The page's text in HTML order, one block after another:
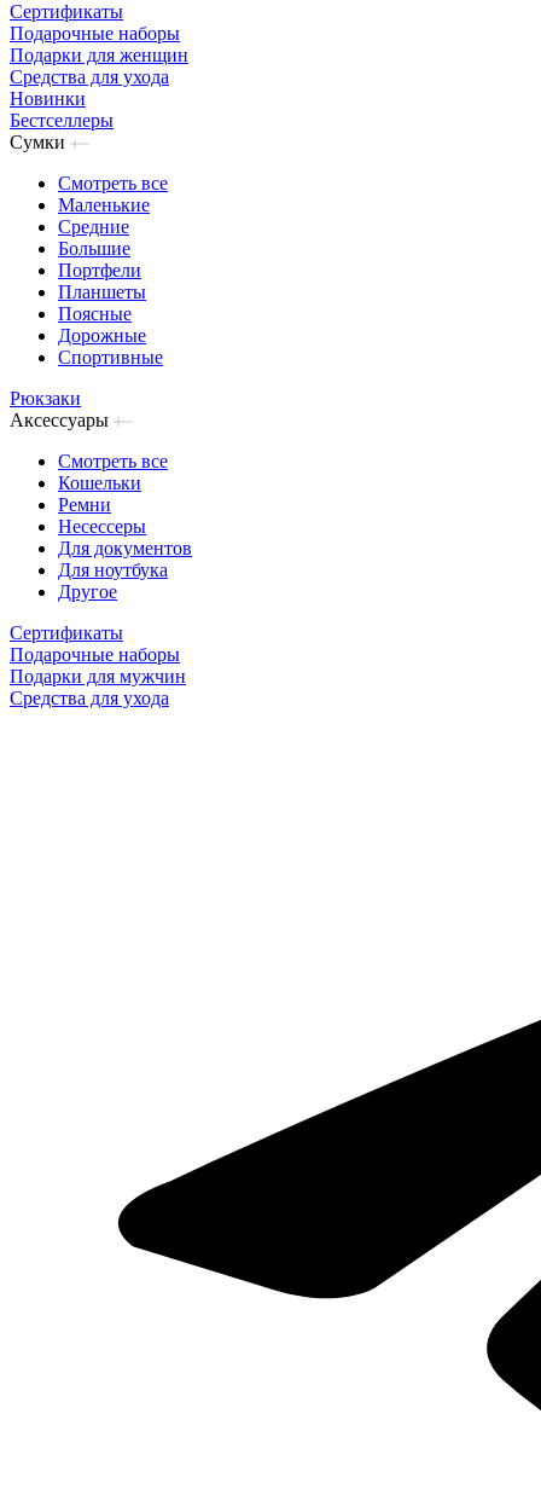
Сертификаты
Подарочные наборы
Подарки для женщин
Средства для ухода
Новинки
Бестселлеры
Сумки
Смотреть все
Маленькие
Средние
Большие
Портфели
Планшеты
Поясные
Дорожные
Спортивные
Рюкзаки
Аксессуары
Смотреть все
Кошельки
Ремни
Несессеры
Для документов
Для ноутбука
Другое
Сертификаты
Подарочные наборы
Подарки для мужчин
Средства для ухода